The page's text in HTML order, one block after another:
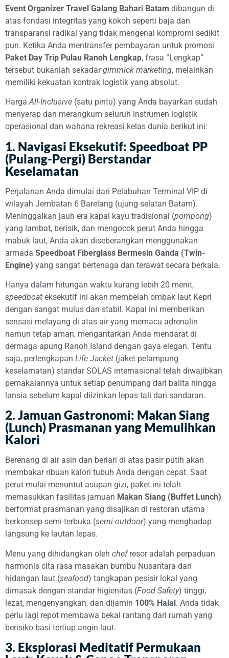
Event Organizer Travel Galang Bahari Batam dibangun di
atas fondasi integritas yang kokoh seperti baja dan
transparansi radikal yang tidak mengenal kompromi sedikit
pun. Ketika Anda mentransfer pembayaran untuk promosi
Paket Day Trip Pulau Ranoh Lengkap, frasa “Lengkap”
tersebut bukanlah sekadargimmick marketing, melainkan
memiliki kekuatan kontrak logistik yang absolut.
HargaAll-Inclusive (satu pintu) yang Anda bayarkan sudah
menyerap dan merangkum seluruh instrumen logistik
operasional dan wahana rekreasi kelas dunia berikut ini:
1. Navigasi Eksekutif: Speedboat PP
(Pulang-Pergi) Berstandar
Keselamatan
Perjalanan Anda dimulai dari Pelabuhan Terminal VIP di
wilayah Jembatan 6 Barelang (ujung selatan Batam).
Meninggalkan jauh era kapal kayu tradisional (pompong)
yang lambat, berisik, dan mengocok perut Anda hingga
mabuk laut, Anda akan diseberangkan menggunakan
armada Speedboat Fiberglass Bermesin Ganda (Twin-
Engine) yang sangat bertenaga dan terawat secara berkala.
Hanya dalam hitungan waktu kurang lebih 20 menit,
speedboat eksekutif ini akan membelah ombak laut Kepri
dengan sangat mulus dan stabil. Kapal ini memberikan
sensasi melayang di atas air yang memacu adrenalin
namun tetap aman, mengantarkan Anda mendarat di
dermaga apung Ranoh Island dengan gaya elegan. Tentu
saja, perlengkapan Life Jacket (jaket pelampung
keselamatan) standar SOLAS internasional telah diwajibkan
pemakaiannya untuk setiap penumpang dari balita hingga
lansia sebelum kapal diizinkan lepas tali dari sandaran.
2. Jamuan Gastronomi: Makan Siang
(Lunch) Prasmanan yang Memulihkan
Kalori
Berenang di air asin dan berlari di atas pasir putih akan
membakar ribuan kalori tubuh Anda dengan cepat. Saat
perut mulai menuntut asupan gizi, paket ini telah
memasukkan fasilitas jamuan Makan Siang (Buffet Lunch)
berformat prasmanan yang disajikan di restoran utama
berkonsep semi-terbuka (semi-outdoor) yang menghadap
langsung ke lautan lepas.
Menu yang dihidangkan oleh chefresor adalah perpaduan
harmonis cita rasa masakan bumbu Nusantara dan
hidangan laut (seafood) tangkapan pesisir lokal yang
dimasak dengan standar higienitas (Food Safety) tinggi,
lezat, mengenyangkan, dan dijamin 100% Halal. Anda tidak
perlu lagi repot membawa bekal rantang dari rumah yang
berisiko basi tertiup angin laut.
3. Eksplorasi Meditatif Permukaan